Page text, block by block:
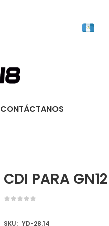
CONTÁCTANOS
CDI PARA
SKU: YD-28.14